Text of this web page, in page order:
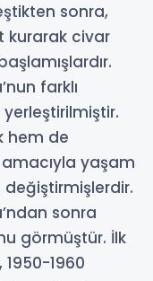
sonra,
kurarak civar
farklı
hem de
amacıyla yaşam
değiştirmişlerdir.
sonra
görmüştür. İlk
1960